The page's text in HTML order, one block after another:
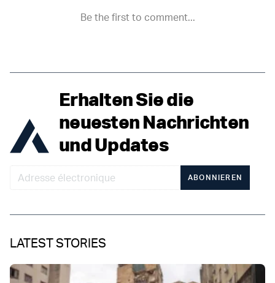
Erhalten Sie die
neuesten Nachrichten
und Updates
ABONNIEREN
LATEST STORIES